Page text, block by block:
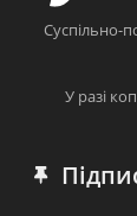
Суспільно-
У разі